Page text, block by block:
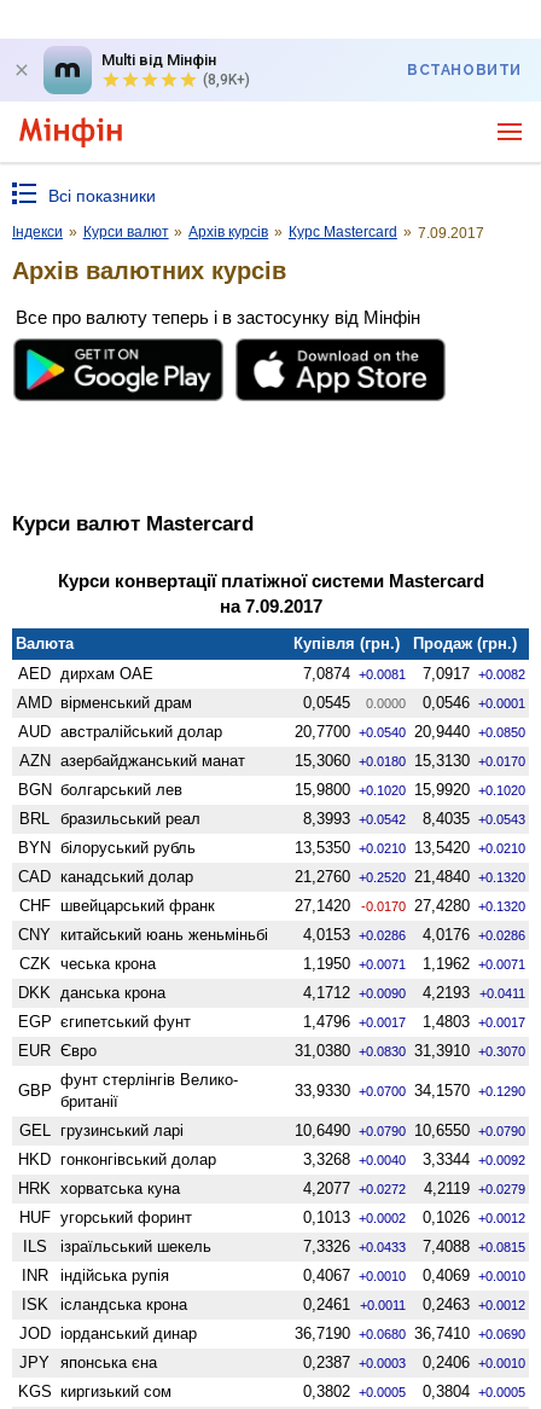
Multi від Мінфін
(8,9K+)
ВСТАНОВИТИ
Всі показники
Індекси » Курси валют » Архів курсів » Курс Mastercard » 7.09.2017
Архів валютних курсів
Все про валюту теперь і в застосунку від Мінфін
Курси валют Mastercard
Курси конвертації платіжної системи Mastercard
на 7.09.2017
Валюта Купівля (грн.)
Продаж (грн.)
AED дирхам ОАЕ 7,0874 +0.0081 7,0917 +0.0082
AMD вiрменський драм 0,0545 0.0000 0,0546 +0.0001
AUD австралійський долар 20,7700 +0.0540 20,9440 +0.0850
AZN азербайджанський манат 15,3060 +0.0180 15,3130 +0.0170
BGN болгарський лев 15,9800 +0.1020 15,9920 +0.1020
BRL бразильський реал 8,3993 +0.0542 8,4035 +0.0543
BYN білоруський рубль 13,5350 +0.0210 13,5420 +0.0210
CAD канадський долар 21,2760 +0.2520 21,4840 +0.1320
CHF швейцарський франк 27,1420 -0.0170 27,4280 +0.1320
CNY китайський юань женьмiньбi 4,0153 +0.0286 4,0176 +0.0286
CZK чеська крона 1,1950 +0.0071 1,1962 +0.0071
DKK данська крона 4,1712 +0.0090 4,2193 +0.0411
EGP єгипетський фунт 1,4796 +0.0017 1,4803 +0.0017
EUR Євро 31,0380 +0.0830 31,3910 +0.3070
GBP
фунт стерлінгів Велико­
британії
33,9330 +0.0700 34,1570 +0.1290
GEL грузинський ларі 10,6490 +0.0790 10,6550 +0.0790
HKD гонконгівський долар 3,3268 +0.0040 3,3344 +0.0092
HRK хорватська куна 4,2077 +0.0272 4,2119 +0.0279
HUF угорський форинт 0,1013 +0.0002 0,1026 +0.0012
ILS ізраїльський шекель 7,3326 +0.0433 7,4088 +0.0815
INR індійська рупія 0,4067 +0.0010 0,4069 +0.0010
ISK ісландська крона 0,2461 +0.0011 0,2463 +0.0012
JOD іорданський динар 36,7190 +0.0680 36,7410 +0.0690
JPY японська єна 0,2387 +0.0003 0,2406 +0.0010
KGS киргизький сом 0,3802 +0.0005 0,3804 +0.0005